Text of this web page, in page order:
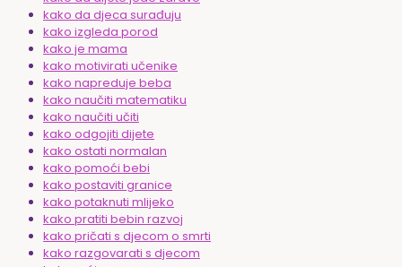
kako da djeca surađuju
kako izgleda porod
kako je mama
kako motivirati učenike
kako napreduje beba
kako naučiti matematiku
kako naučiti učiti
kako odgojiti dijete
kako ostati normalan
kako pomoći bebi
kako postaviti granice
kako potaknuti mlijeko
kako pratiti bebin razvoj
kako pričati s djecom o smrti
kako razgovarati s djecom